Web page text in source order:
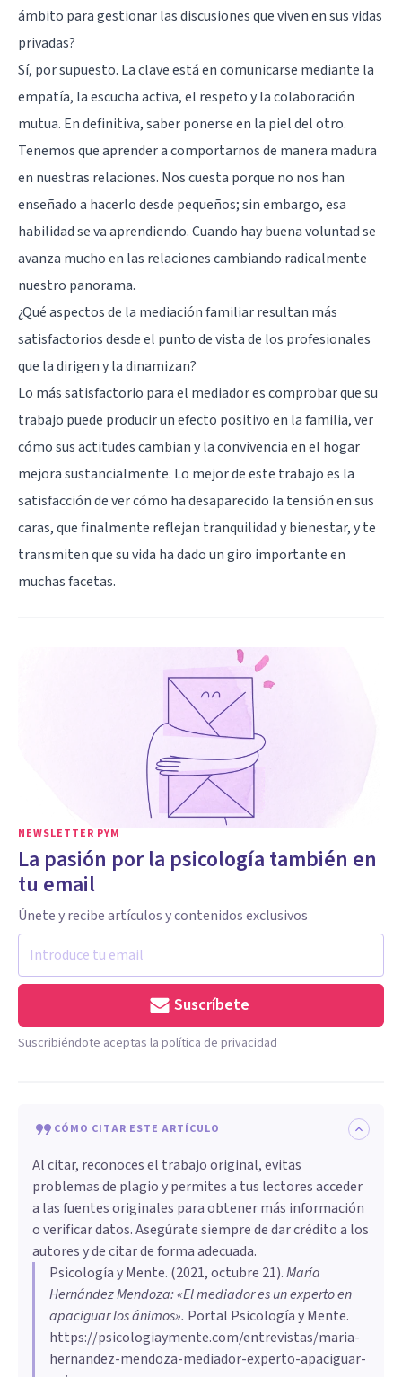
ámbito para gestionar las discusiones que viven en sus vidas
privadas?
Sí, por supuesto. La clave está en comunicarse mediante la
empatía, laescucha activa, el respeto y la colaboración
mutua. En definitiva, saber ponerse en la piel del otro.
Tenemos que aprender a comportarnos de manera madura
en nuestras relaciones. Nos cuesta porque no nos han
enseñado a hacerlo desde pequeños; sin embargo, esa
habilidad se va aprendiendo. Cuando hay buena voluntad se
avanza mucho en las relaciones cambiando radicalmente
nuestro panorama.
¿Qué aspectos de la mediación familiar resultan más
satisfactorios desde el punto de vista de los profesionales
que la dirigen y la dinamizan?
Lo más satisfactorio para el mediador es comprobar que su
trabajo puede producir un efecto positivo en la familia, ver
cómo sus actitudes cambian y la convivencia en el hogar
mejora sustancialmente. Lo mejor de este trabajo es la
satisfacción de ver cómo ha desaparecido la tensión en sus
caras, que finalmente reflejan tranquilidad y bienestar, y te
transmiten que su vida ha dado un giro importante en
muchas facetas.
NEWSLETTER PYM
La pasión por la psicología también en
tu email
Únete y recibe artículos y contenidos exclusivos
Suscríbete
Suscribiéndote aceptas la política de privacidad
CÓMO CITAR ESTE ARTÍCULO
Al citar, reconoces el trabajo original, evitas
problemas de plagio y permites a tus lectores acceder
a las fuentes originales para obtener más información
o verificar datos. Asegúrate siempre de dar crédito a los
autores y de citar de forma adecuada.
Psicología y Mente. (2021, octubre 21).María
Hernández Mendoza: «El mediador es un experto en
apaciguar los ánimos». Portal Psicología y Mente.
https://psicologiaymente.com/entrevistas/maria-
hernandez-mendoza-mediador-experto-apaciguar-